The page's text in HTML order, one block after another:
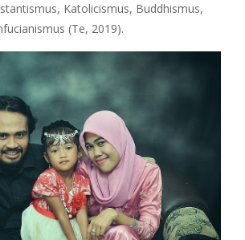
Katolicismus, Buddhismus,
(Te, 2019).